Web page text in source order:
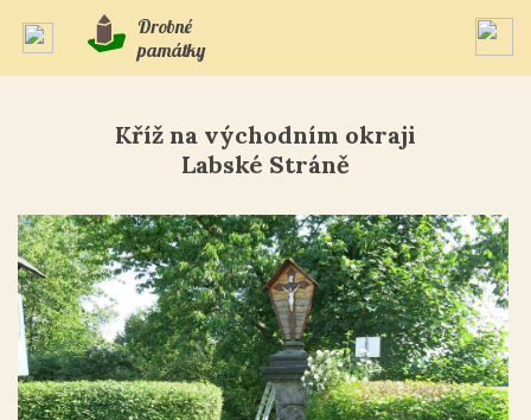
Drobné
památky
Kříž na východním okraji
Labské Stráně